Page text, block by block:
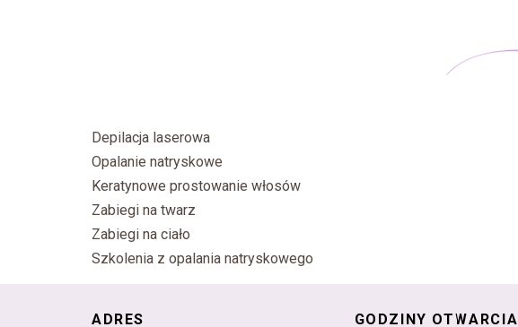
Depilacja laserowa
Opalanie natryskowe
Keratynowe prostowanie włosów
Zabiegi na twarz
Zabiegi na ciało
Szkolenia z opalania natryskowego
ADRES GODZINY OTWARCIA